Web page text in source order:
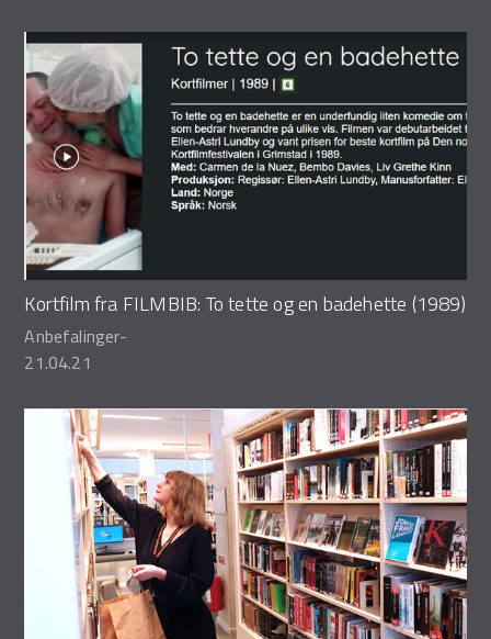
Kortfilm fra FILMBIB: To tette og en badehette (1989)
Anbefalinger-
21.04.21